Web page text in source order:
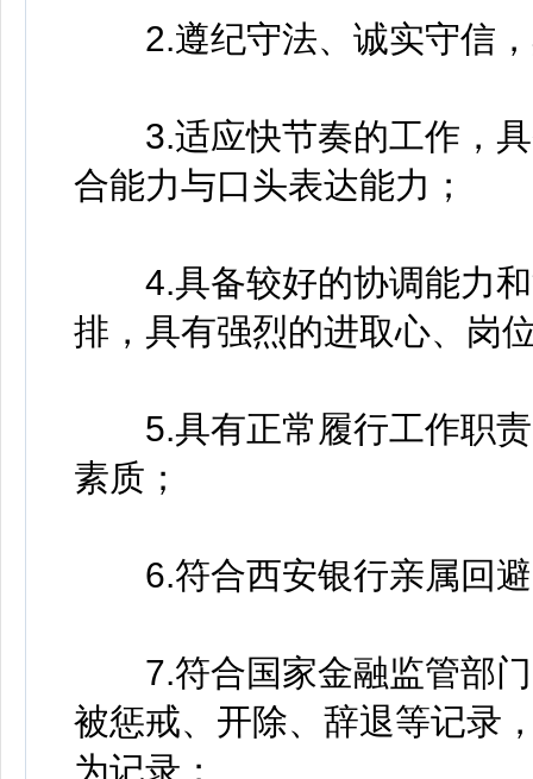
2.遵纪守法、诚实守信，
3.适应快节奏的工作，具
合能力与口头表达能力；
4.具备较好的协调能力和
排，具有强烈的进取心、岗
5.具有正常履行工作职责
素质；
6.符合西安银行亲属回避
7.符合国家金融监管部门
被惩戒、开除、辞退等记录
为记录；